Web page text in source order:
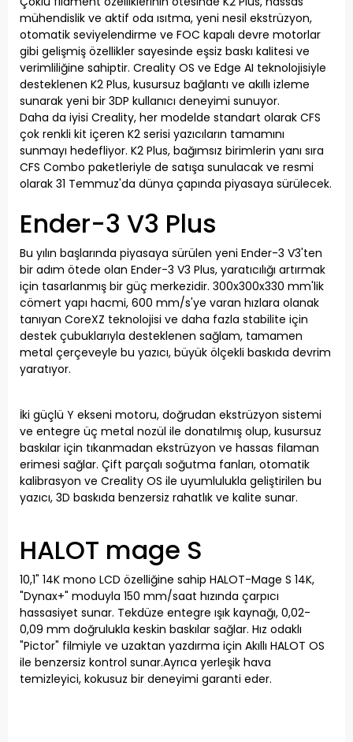
mühendislik ve aktif oda ısıtma, yeni nesil ekstrüzyon,
otomatik seviyelendirme ve FOC kapalı devre motorlar
gibi gelişmiş özellikler sayesinde eşsiz baskı kalitesi ve
verimliliğine sahiptir. Creality OS ve Edge AI teknolojisiyle
desteklenen K2 Plus, kusursuz bağlantı ve akıllı izleme
sunarak yeni bir 3DP kullanıcı deneyimi sunuyor.
Daha da iyisi Creality, her modelde standart olarak CFS
çok renkli kit içeren K2 serisi yazıcıların tamamını
sunmayı hedefliyor. K2 Plus, bağımsız birimlerin yanı sıra
CFS Combo paketleriyle de satışa sunulacak ve resmi
olarak 31 Temmuz'da dünya çapında piyasaya sürülecek.
Ender-3 V3 Plus
Bu yılın başlarında piyasaya sürülen yeni Ender-3 V3'ten
bir adım ötede olan Ender-3 V3 Plus, yaratıcılığı artırmak
için tasarlanmış bir güç merkezidir. 300x300x330 mm'lik
cömert yapı hacmi, 600 mm/s'ye varan hızlara olanak
tanıyan CoreXZ teknolojisi ve daha fazla stabilite için
destek çubuklarıyla desteklenen sağlam, tamamen
metal çerçeveyle bu yazıcı, büyük ölçekli baskıda devrim
yaratıyor.
İki güçlü Y ekseni motoru, doğrudan ekstrüzyon sistemi
ve entegre üç metal nozül ile donatılmış olup, kusursuz
baskılar için tıkanmadan ekstrüzyon ve hassas filaman
erimesi sağlar. Çift parçalı soğutma fanları, otomatik
kalibrasyon ve Creality OS ile uyumlulukla geliştirilen bu
yazıcı, 3D baskıda benzersiz rahatlık ve kalite sunar.
HALOT mage S
10,1" 14K mono LCD özelliğine sahip HALOT-Mage S 14K,
"Dynax+" moduyla 150 mm/saat hızında çarpıcı
hassasiyet sunar. Tekdüze entegre ışık kaynağı, 0,02-
0,09 mm doğrulukla keskin baskılar sağlar. Hız odaklı
"Pictor" filmiyle ve uzaktan yazdırma için Akıllı HALOT OS
ile benzersiz kontrol sunar.Ayrıca yerleşik hava
temizleyici, kokusuz bir deneyimi garanti eder.